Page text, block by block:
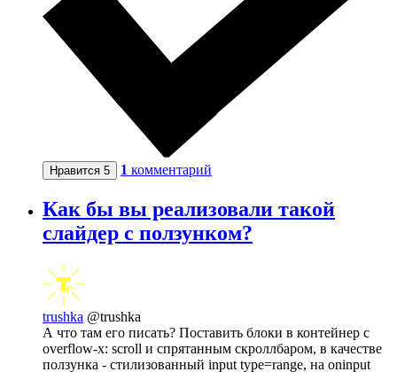
Нравится 5 1 комментарий
Как бы вы реализовали такой
слайдер с ползунком?
trushka @trushka
А что там его писать? Поставить блоки в контейнер с
overflow-x: scroll и спрятанным скроллбаром, в качестве
ползунка - стилизованный input type=range, на oninput